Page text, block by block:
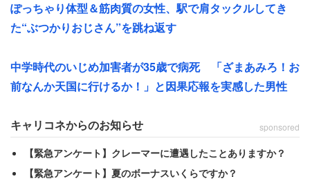
法律にも無知及び無関心だったため法の悪用をされている
ことにも気づかなかった」
ブラック企業が残業代を抑えるために悪用する「固定残業
代」だが、固定時間を超過した分は、残業代が支払われな
代に対する支払いはなかった」という。
その後子供も成長し、残業をする機会が徐々に増えていっ
ぽっちゃり体型＆筋肉質の女性、駅で肩タックルしてき
た“ぶつかりおじさん”を跳ね返す
中学時代のいじめ加害者が35歳で病死 「ざまあみろ！お
前なんか天国に行けるか！」と因果応報を実感した男性
キャリコネからのお知らせ sponsored
【緊急アンケート】クレーマーに遭遇したことありますか？
【緊急アンケート】夏のボーナスいくらですか？